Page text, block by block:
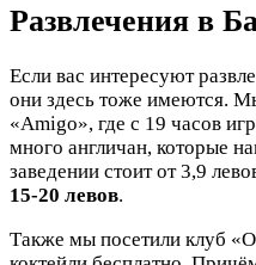
Развлечения в
Если вас интересуют
они здесь тоже имеются.
«Amigo», где с 19 часов
много англичан, которые
заведении стоит от 3,9
15-20 левов.
Также мы посетили клуб